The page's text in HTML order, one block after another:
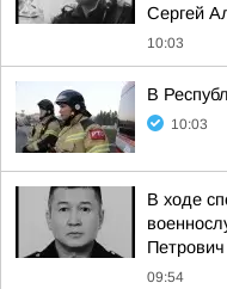
Сергей
10:03
В
10:03
В ходе
09:54